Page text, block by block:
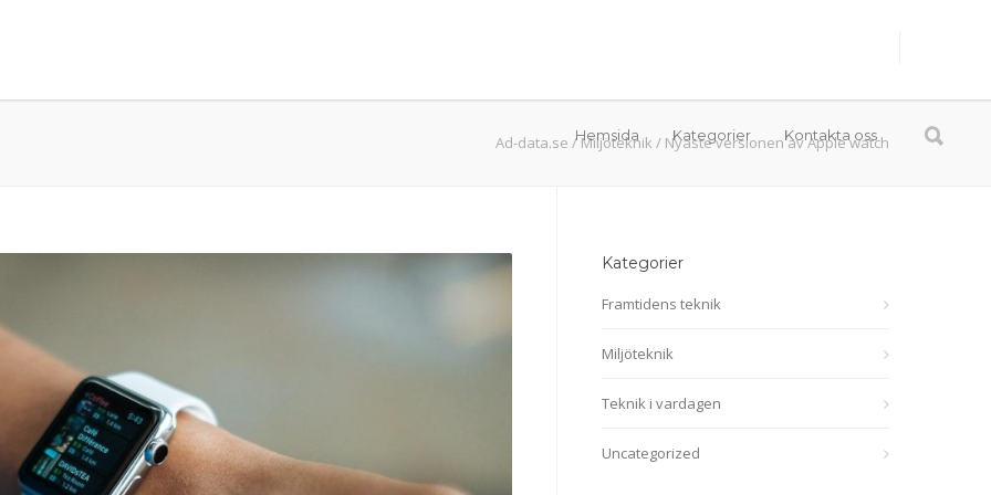
Hemsida Kategorier Kontakta oss
Ad-data.se /Miljöteknik / Nyaste versionen av Apple watch
Kategorier
Framtidens teknik
Miljöteknik
Teknik i vardagen
Uncategorized